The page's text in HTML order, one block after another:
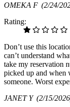
OMEKA F (2/24/
Rating:
Don’t use this
can’t understand
take my reservation
picked up and when
someone. Worst
JANET Y (2/15/